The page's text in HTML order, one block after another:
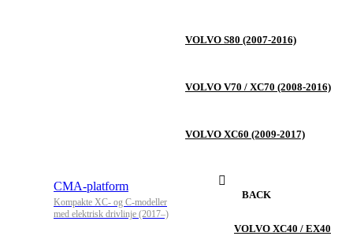
VOLVO S80 (2007-2016)
VOLVO V70 / XC70 (2008-2016)
VOLVO XC60 (2009-2017)
CMA-platform
Kompakte XC- og C-modeller
med elektrisk drivlinje (2017–)
BACK
VOLVO XC40 / EX40